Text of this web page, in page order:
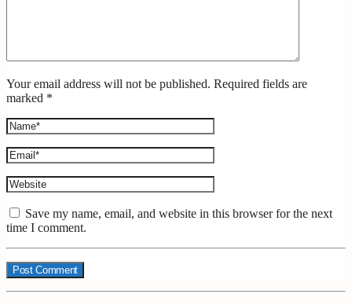
Your email address will not be published. Required fields are
marked *
Save my name, email, and website in this browser for the next
time I comment.